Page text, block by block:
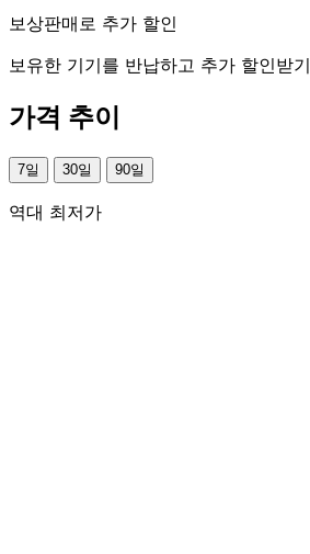
보상판매로 추가 할인
보유한 기기를 반납하고 추가 할인받기
가격 추이
7일 30일 90일
역대 최저가